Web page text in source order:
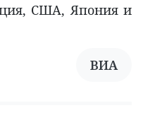
США, Япония и
ВИА